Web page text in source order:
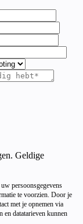
Geldige
persoonsgegevens
te voorzien. Door je
met je opnemen via
en datatarieven kunnen